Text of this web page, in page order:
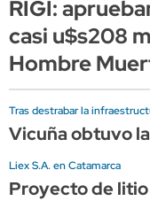
RIGI:
casi u$s208
Hombre
Tras destrabar la
Vicuña obtuvo
Liex S.A. en Catamarca
Proyecto de litio